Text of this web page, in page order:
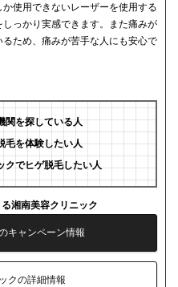
使用できないレーザーを使用する
っかり実感できます。また痛みが
ため、痛みが苦手な人にも安心で
関を探している人
毛を体験したい人
クでヒゲ脱毛したい人
湘南美容クリニック
キャンペーン情報
クの詳細情報